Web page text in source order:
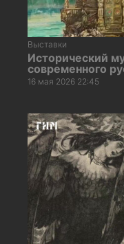
Выставки
Исторический
современного
16 мая 2026 22:45